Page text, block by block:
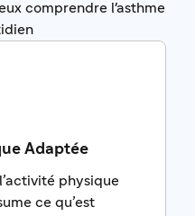
comprendre l'asthme
Adaptée
physique
ce qu’est